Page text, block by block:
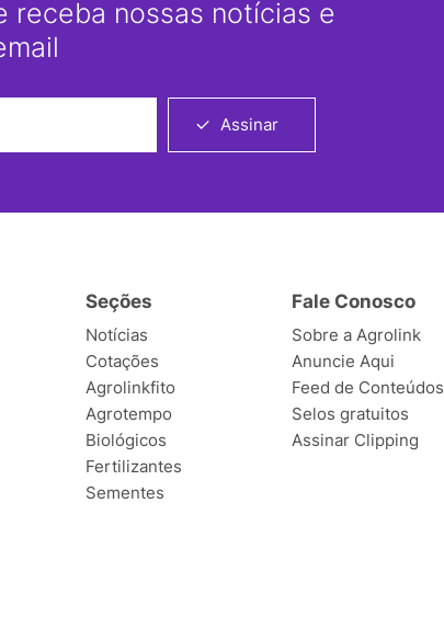
receba nossas notícias e
Assinar
Seções
Notícias
Cotações
Agrolinkfito
Agrotempo
Biológicos
Fertilizantes
Sementes
Fale Conosco
Sobre a Agrolink
Anuncie Aqui
Feed de Conteúdos
Selos gratuitos
Assinar Clipping